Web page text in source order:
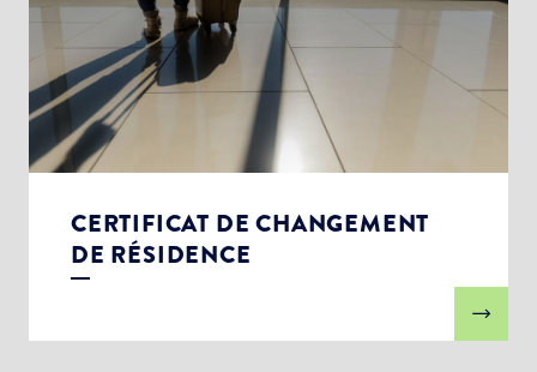
CERTIFICAT DE CHANGEMENT
DE RÉSIDENCE